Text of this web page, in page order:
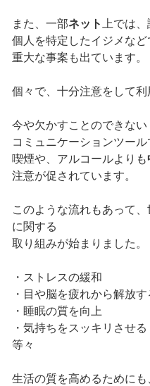
また、一部ネット
上では
個人を特定したイジメなど
重大な事案も出ています。
個々で、十分注意をして利
今や欠かすことのできない
コミュニケーションツール
喫煙や、アルコールよりも
注意が促されています。
このような流れもあって、
に関する
取り組みが始まりました。
・ストレスの緩和
・目や脳を疲れから解放す
・睡眠の質を向上
・気持ちをスッキリさせる
等々
生活の質を高めるためにも